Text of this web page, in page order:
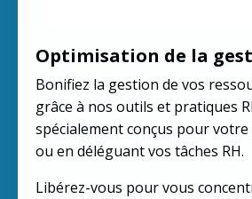
Optimisation de la
Bonifiez la gestion de vos
grâce à nos outils et pratiques
spécialement conçus pour
ou en déléguant vos tâches RH.
Libérez-vous pour vous